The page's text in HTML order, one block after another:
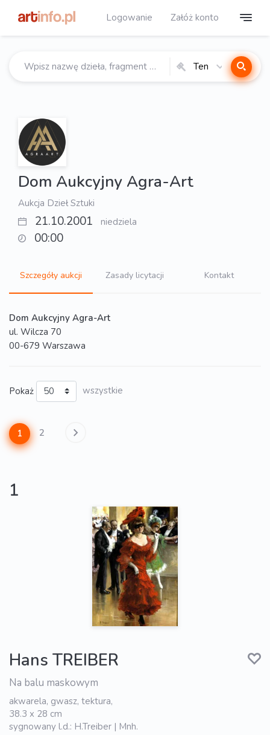
Logowanie Załóż konto
Ten
Dom Aukcyjny Agra-Art
Aukcja Dzieł Sztuki
21.10.2001 niedziela
00:00
Szczegóły aukcji Zasady licytacji Kontakt
Dom Aukcyjny Agra-Art
ul. Wilcza 70
00-679 Warszawa
Pokaż wszystkie
1 2
1
Hans TREIBER
Na balu maskowym
akwarela, gwasz, tektura,
38.3 x 28 cm
sygnowany l.d.: H.Treiber | Mnh.